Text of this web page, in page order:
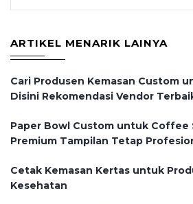
ARTIKEL MENARIK LAINYA
Cari Produsen Kemasan Custom
Disini Rekomendasi Vendor
Paper Bowl Custom untuk Coffee
Premium Tampilan Tetap
Cetak Kemasan Kertas untuk
Kesehatan